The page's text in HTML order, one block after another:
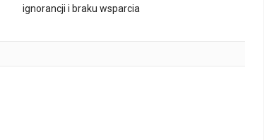
ignorancji i braku wsparcia